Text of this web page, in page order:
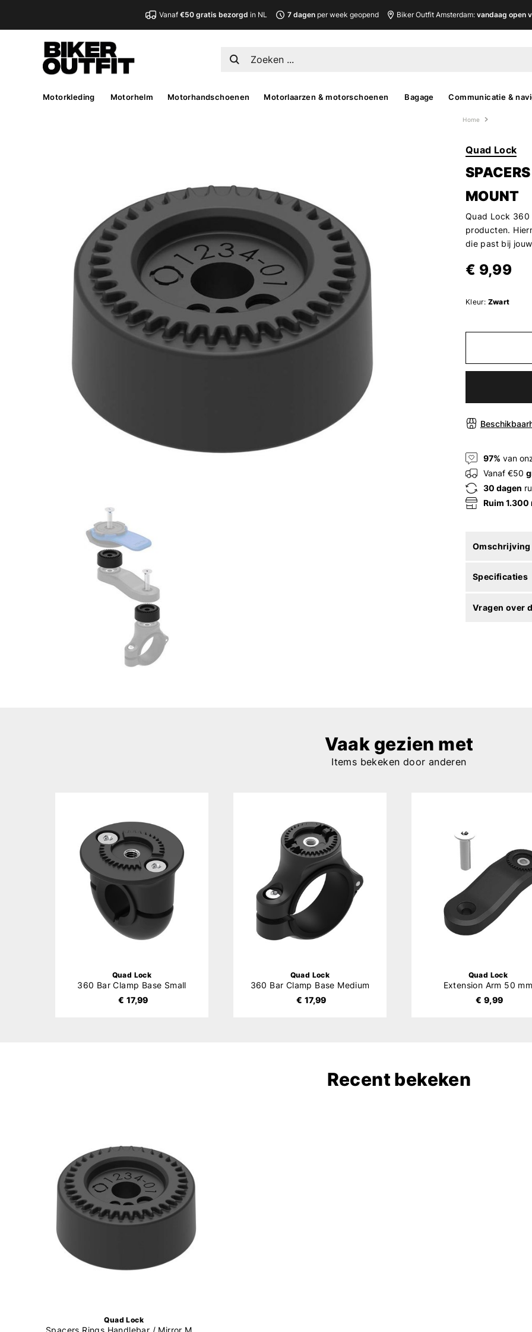
Vanaf €50 gratis bezorgd in NL 7 dagen per week geopend Biker Outfit Amsterdam:vandaag open
Motorkleding Motorhelm Motorhandschoenen Motorlaarzen & motorschoenen Bagage Communicatie &
Home
Quad Lock
MOUNT
Quad Lock 360
producten.
die past bij
€ 9,99
Kleur: Zwart
97% van
Vanaf €50
30 dagen
Ruim 1.300
Omschrijving
Specificaties
Vragen over
Vaak gezien met
Items bekeken door anderen
Quad Lock
360 Bar Clamp Base Small
€ 17,99
Quad Lock
360 Bar Clamp Base Medium
€ 17,99
Quad Lock
Extension Arm 50 mm
€ 9,99
Recent bekeken
Quad Lock